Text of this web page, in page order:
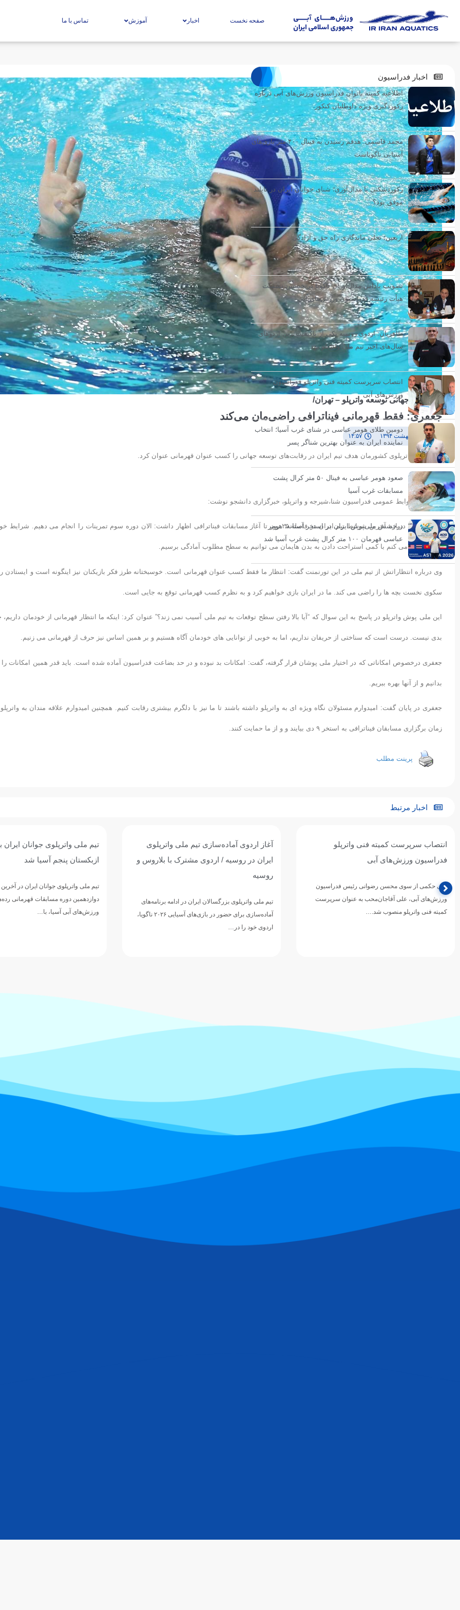
صفحه نخست اخبار آموزش تماس با ما
مسابقات جهانی توسعه واترپلو – تهران/
جعفری: فقط قهرمانی فیناترافی راضی‌مان می‌کند
۱۰ اردیبهشت ۱۳۹۴ ۱۴:۵۷
ملی پوش واترپلوی کشورمان هدف تیم ایران در رقابت‌های توسعه جهانی را کسب عنوان قهرمانی عنوان کرد.
جعفر جدی/
به گزارش روابط عمومی فدراسیون شنا،شیرجه و واترپلو، خبرگزاری دانشجو نوشت:
میثم جعفری درباره آخرین شرایط تیم ایران در فاصله ۲۵ روز تا آغاز مسابقات فیناترافی اظهار داشت: الان دوره سوم تمرینات را انجام می دهیم. شرایط
داریم و فکر می کنم با کمی استراحت دادن به بدن هایمان می توانیم به سطح مطلوب آمادگی برسیم.
وی درباره انتظاراتش از تیم ملی در این تورنمنت گفت: انتظار ما فقط کسب عنوان قهرمانی است. خوسبختانه طرز فکر بازیکنان نیز اینگونه است و ایستادن
سکوی نخست بچه ها را راضی می کند. ما در ایران بازی خواهیم کرد و به نظرم کسب قهرمانی توقع به جایی است.
این ملی پوش واترپلو در پاسخ به این سوال که “آیا بالا رفتن سطح توقعات به تیم ملی آسیب نمی زند؟” عنوان کرد: اینکه ما انتظار قهرمانی از خودمان داریم،
بدی نیست. درست است که سناختی از حریفان نداریم، اما به خوبی از توانایی های خودمان آگاه هستیم و بر همین اساس نیز حرف از قهرمانی می زنیم.
جعفری درخصوص امکاناتی که در اختیار ملی پوشان قرار گرفته، گفت: امکانات بد نبوده و در حد بضاعت فدراسیون آماده شده است. باید قدر همین امکانات را
بدانیم و از آنها بهره ببریم.
جعفری در پایان گفت: امیدوارم مسئولان نگاه ویژه ای به واترپلو داشته باشند تا ما نیز با دلگرم بیشتری رقابت کنیم. همچنین امیدوارم علاقه مندان به واترپلو
زمان برگزاری مسابقان فیناترافی به استخر ۹ دی بیایند و و از ما حمایت کنند.
پرینت مطلب
اخبار فدراسیون
اطلاعیه کمیته بانوان فدراسیون ورزش‌های آبی درباره
رکوردگیری ویژه داوطلبان کنکور
محمد قاسمی: هدفم رسیدن به فینال ۴۰۰ متر بازی‌های
آسیایی ناگویاست
رکوردشکنی یا مدال‌آوری؛ شنای جوانان ایران در تایلند
موفق بود؟
اربعین؛ تجلی ماندگاری راه حق و آزادگی
تصویب پاداش مدال‌آوران ناگویا درنخستین نشست
هیأت رئیسه فدراسیون ورزش‌های آبی
طاهریان: اردوی روسیه یکی از باکیفیت‌ترین اردوهای
سال‌های اخیر تیم ملی واترپلو بود
انتصاب سرپرست کمیته فنی واترپلو فدراسیون
ورزش‌های آبی
دومین طلای هومر عباسی در شنای غرب آسیا؛ انتخاب
نماینده ایران به عنوان بهترین شناگر پسر
صعود هومر عباسی به فینال ۵۰ متر کرال پشت
مسابقات غرب آسیا
درخشش ملی‌پوش ایران در استخر آستانه؛ هومر
عباسی قهرمان ۱۰۰ متر کرال پشت غرب آسیا شد
اخبار مرتبط
آغاز اردوی آماده‌سازی تیم ملی واترپلوی
ایران در روسیه / اردوی مشترک با بلاروس و
تیم ملی واترپلوی بزرگسالان ایران در ادامه برنامه‌های
تیم ملی واترپلوی جوانان ایران با برتری برابر
ازبکستان پنجم آسیا شد
دوازدهمین دوره مسابقات قهرمانی رده‌های سنی
ورزش‌های آبی آسیا، با…
پیروزی پرگل جوانان واترپلوی
عربستان؛ تقابل با ازبکستان
تیم ملی واترپلوی جوانان ایران در ادامه
دوازدهمین دوره مسابقات قهرمانی